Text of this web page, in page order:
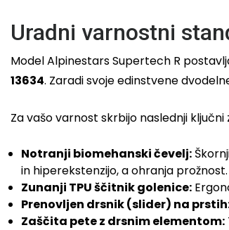
Uradni varnostni
Model Alpinestars Supertech R
13634. Zaradi svoje edinstvene
Za vašo varnost skrbijo naslednji
Notranji biomehanski čevelj:
in hiperekstenzijo, a ohranja prožnost.
Zunanji TPU ščitnik golenice:
Prenovljen drsnik (slider) na
Zaščita pete z drsnim elementom: